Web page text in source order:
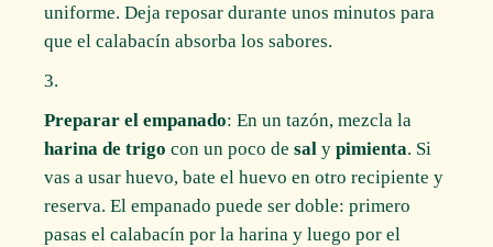
uniforme. Deja reposar durante unos minutos para
que el calabacín absorba los sabores.
Preparar el empanado: En un tazón, mezcla la
harina de trigo con un poco desal ypimienta. Si
vas a usar huevo, bate el huevo en otro recipiente y
reserva. El empanado puede ser doble: primero
pasas el calabacín por la harina y luego por el